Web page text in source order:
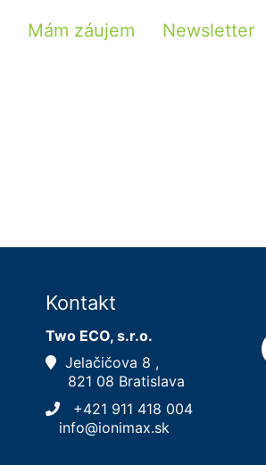
Mám záujem Newsletter
Kontakt
Two ECO, s.r.o.
Jelačičova 8 ,
821 08 Bratislava
+421 911 418 004
info@ionimax.sk